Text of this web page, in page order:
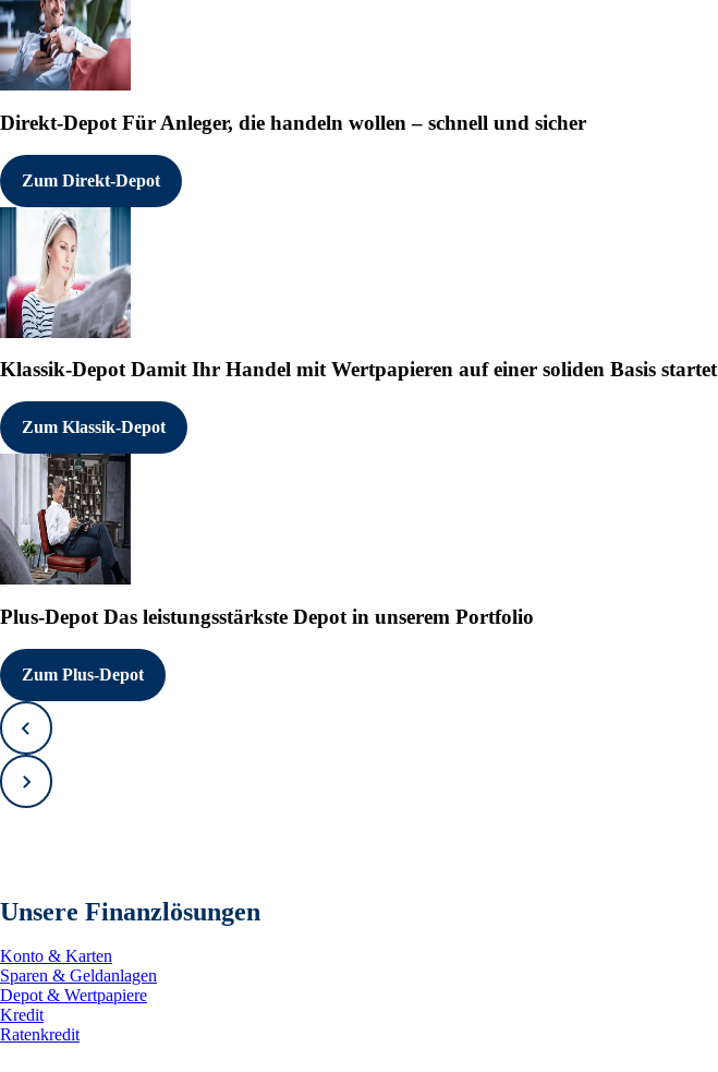
Direkt-Depot Für Anleger, die handeln wollen – schnell und sicher
Zum Direkt-Depot
Klassik-DepotDamit Ihr Handel mit Wertpapieren auf einer soliden Basis startet
Zum Klassik-Depot
Plus-Depot Das leistungsstärkste Depot in unserem Portfolio
Zum Plus-Depot
Zurück
Vorwärts
Unsere Finanzlösungen
Konto & Karten
Sparen & Geldanlagen
Depot & Wertpapiere
Kredit
Ratenkredit